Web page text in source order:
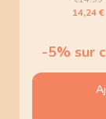
14,24 €
-5% sur